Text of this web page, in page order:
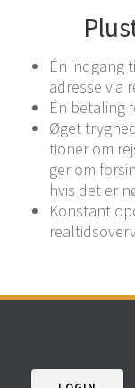
Én ind­gang
adres­se via
Én beta­ling
Øget
tio­ner om
ger om
hvis det er
Kon­stant